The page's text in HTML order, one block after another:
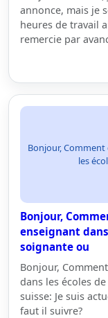
annonce, mais je
heures de travail
remercie par
Bonjour,
les
Bonjour,
enseignant
soignante ou
Bonjour,
dans les écoles
suisse: Je suis
faut il suivre?